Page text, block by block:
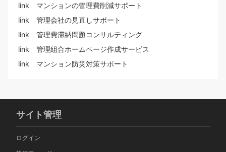
link マンションの管理費削減サポート
link 管理会社の見直しサポート
link 管理費滞納問題コンサルティング
link 管理組合ホームページ作成サービス
link マンション防災対策サポート
サイト管理
ログイン